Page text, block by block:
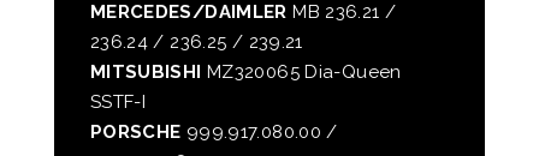
MERCEDES/DAIMLERMB 236.21 /
236.24 / 236.25 / 239.21
MITSUBISHI MZ320065 Dia-Queen
SSTF-I
PORSCHE 999.917.080.00 /